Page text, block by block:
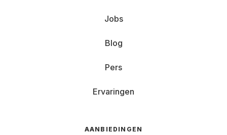
Jobs
Blog
Pers
Ervaringen
AANBIEDINGEN